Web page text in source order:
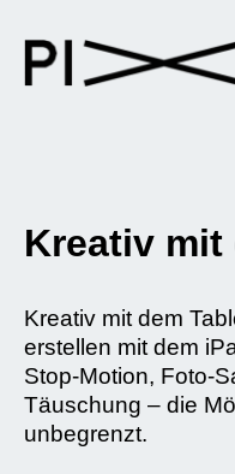
Kreativ mit
Kreativ mit dem
erstellen mit dem
Stop-Motion, Foto-
Täuschung – die
unbegrenzt.